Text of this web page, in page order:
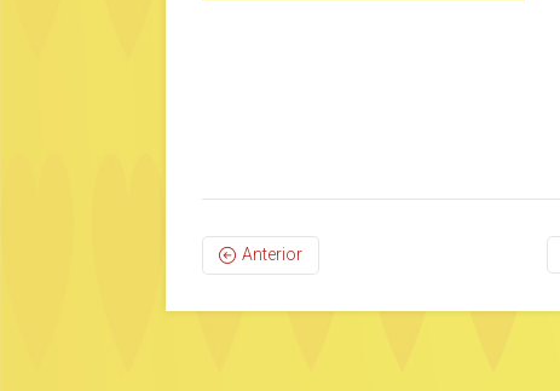
Anterior